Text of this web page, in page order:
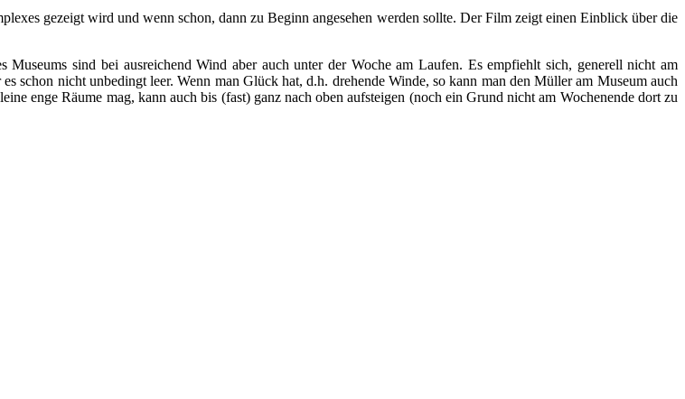
gezeigt wird und wenn schon, dann zu Beginn angesehen werden sollte. Der Film zeigt einen Einblick über die
sind bei ausreichend Wind aber auch unter der Woche am Laufen. Es empfiehlt sich, generell nicht am
schon nicht unbedingt leer. Wenn man Glück hat, d.h. drehende Winde, so kann man den Müller am Museum auch
enge Räume mag, kann auch bis (fast) ganz nach oben aufsteigen (noch ein Grund nicht am Wochenende dort zu